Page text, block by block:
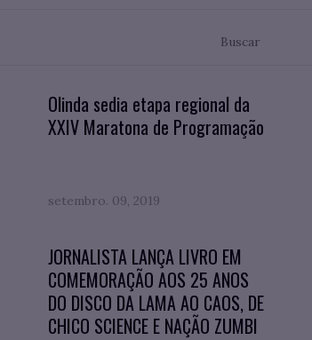
Olinda sedia etapa regional da
XXIV Maratona de Programação
setembro. 09, 2019
JORNALISTA LANÇA LIVRO EM
COMEMORAÇÃO AOS 25 ANOS
DO DISCO DA LAMA AO CAOS, DE
CHICO SCIENCE E NAÇÃO ZUMBI